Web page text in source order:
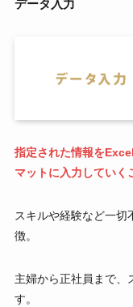
データ入力
指定された情報を
マットに入力していく
スキルや経験など一切
徴。
主婦から正社員まで、
す。